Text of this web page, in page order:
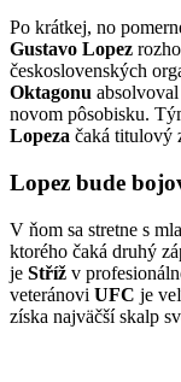
Po krátkej, no
Gustavo Lopez
československých
Oktagonu absolvoval
novom pôsobisku.
Lopeza čaká titulový
Lopez bude
V ňom sa stretne s
ktorého čaká druhý
je Stříž v
veteránovi UFC je
získa najväčší skalp